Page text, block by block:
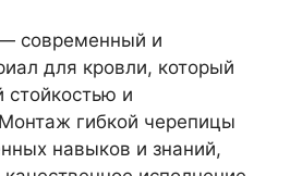
современный и
для кровли, который
стойкостью и
гибкой черепицы
навыков и знаний,